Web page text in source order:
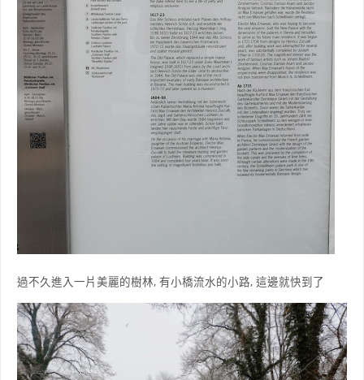
過不久進入一片美麗的樹林, 有小橋流水的小路, 這邊就快到了